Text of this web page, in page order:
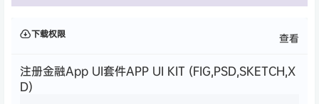
下载权限 查看
注册金融App UI套件APP UI KIT (FIG,PSD,SKETCH,X
D)